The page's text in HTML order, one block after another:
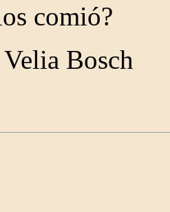
comió?
Bosch